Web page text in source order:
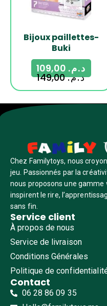
Bijoux paillettes-
Buki
د.م.149,00
د.م.
Chez Familytoys, nous
jeu. Passionnés par la
nous proposons une gamme
inspirent le rire,
sans fin.
Service client
À propos de nous
Service de livraison
Conditions Générales
Politique de
Contact
06 28 86 09 35